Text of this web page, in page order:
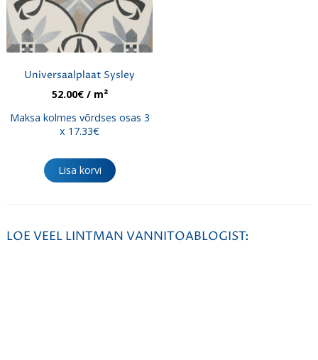
Universaalplaat Sysley
52.00€/ m²
Maksa kolmes võrdses osas 3
x 17.33€
Lisa korvi
LOE VEEL LINTMAN VANNITOABLOGIST: